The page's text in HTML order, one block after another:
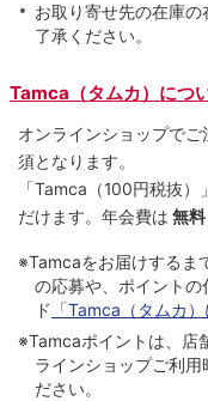
お取り寄せ先の在庫
了承ください。
Tamca（タムカ）につ
オンラインショップで
須となります。
「Tamca （100円税抜）
だけます。 年会費は 無料
※Tamcaをお届けするま
の応募や、ポイント
ド 「Tamca（タムカ）
※Tamcaポイントは、店
ラインショップご利用
ださい。